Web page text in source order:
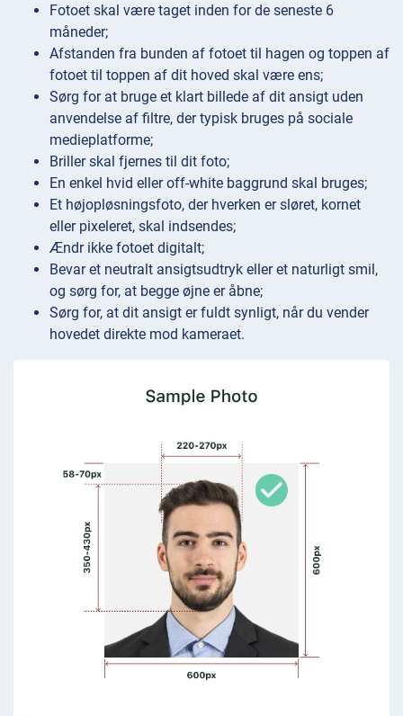
Fotoet skal være taget inden for de seneste 6
måneder;
Afstanden fra bunden af fotoet til hagen og toppen af
fotoet til toppen af dit hoved skal være ens;
Sørg for at bruge et klart billede af dit ansigt uden
anvendelse af filtre, der typisk bruges på sociale
medieplatforme;
Briller skal fjernes til dit foto;
En enkel hvid eller off-white baggrund skal bruges;
Et højopløsningsfoto, der hverken er sløret, kornet
eller pixeleret, skal indsendes;
Ændr ikke fotoet digitalt;
Bevar et neutralt ansigtsudtryk eller et naturligt smil,
og sørg for, at begge øjne er åbne;
Sørg for, at dit ansigt er fuldt synligt, når du vender
hovedet direkte mod kameraet.